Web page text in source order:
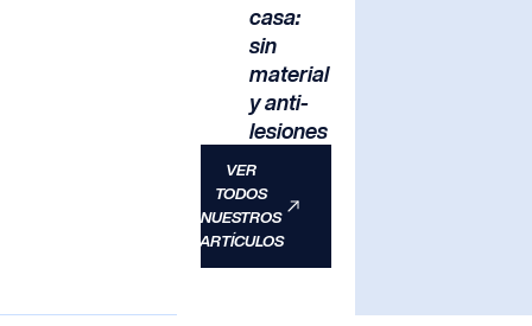
casa:
sin
material
y anti-
lesiones
VER
TODOS
NUESTROS
ARTÍCULOS